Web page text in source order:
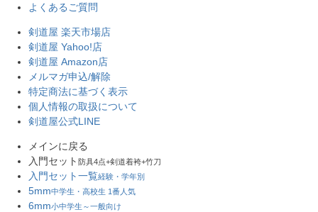
よくあるご質問
剣道屋 楽天市場店
剣道屋 Yahoo!店
剣道屋 Amazon店
メルマガ申込/解除
特定商法に基づく表示
個人情報の取扱について
剣道屋公式LINE
メインに戻る
入門セット 防具4点+剣道着袴+竹刀
入門セット一覧経験・学年別
5mm中学生・高校生 1番人気
6mm小中学生～一般向け